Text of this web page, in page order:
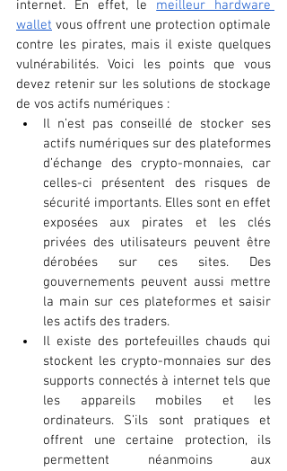
internet. En effet, le
meilleur hardware
wallet vous offrent une protection optimale
contre les pirates, mais il existe quelques
vulnérabilités. Voici les points que vous
devez retenir sur les solutions de stockage
de vos actifs numériques :
Il n’est pas conseillé de stocker ses
actifs numériques sur des plateformes
d’échange des crypto-monnaies, car
celles-ci présentent des risques de
sécurité importants. Elles sont en effet
exposées aux pirates et les clés
privées des utilisateurs peuvent être
dérobées sur ces sites. Des
gouvernements peuvent aussi mettre
la main sur ces plateformes et saisir
les actifs des traders.
Il existe des portefeuilles chauds qui
stockent les crypto-monnaies sur des
supports connectés à internet tels que
les appareils mobiles et les
ordinateurs. S’ils sont pratiques et
offrent une certaine protection, ils
permettent néanmoins aux